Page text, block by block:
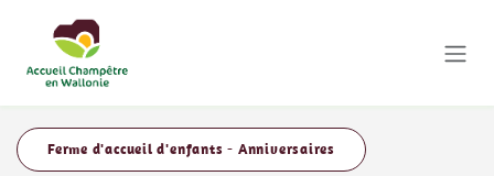
Ferme d'accueil d'enfants - Anniversaires